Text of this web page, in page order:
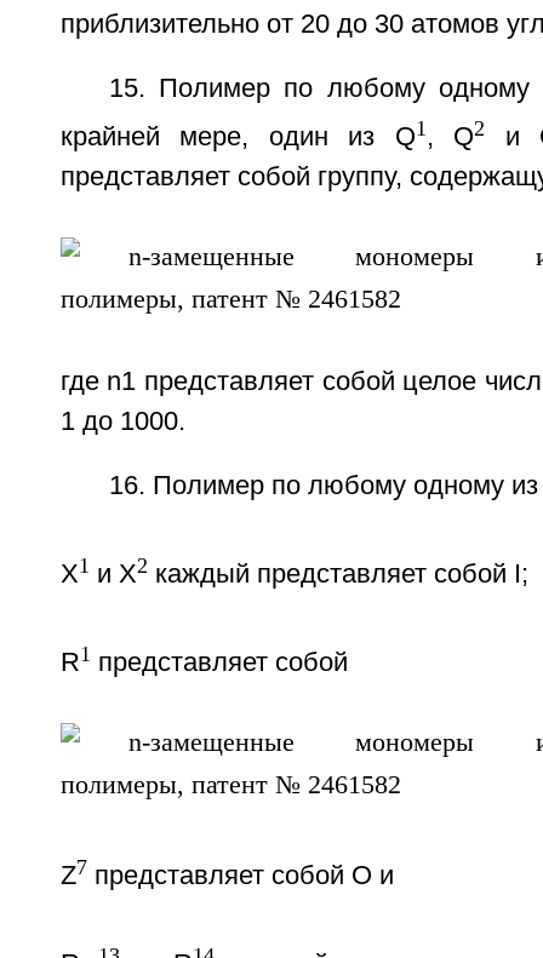
приблизительно от 20 до 30 атомов
15. Полимер по любому одному
крайней мере, один из Q1 , Q2
и
представляет собой группу,
где n1 представляет собой целое
1 до 1000.
16. Полимер по любому одному из
X1 и X2 каждый представляет собой I;
R1 представляет собой
Z7 представляет собой О и